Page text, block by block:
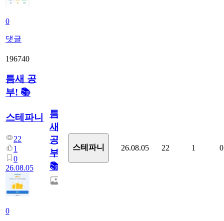
0
댓글
196740
틈새 공
부! 📚
스테파니
22
1
0
26.08.05
0
틈
새
공
부!
📚
스테파니 26.08.05 22 1 0